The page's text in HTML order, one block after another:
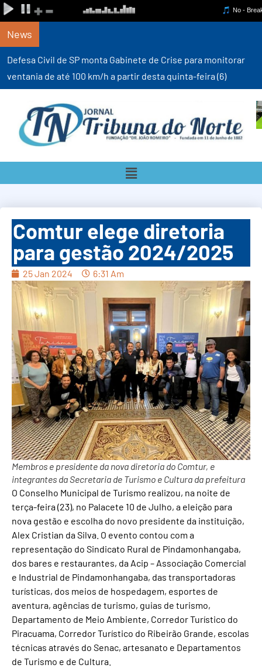
News
Defesa Civil de SP monta Gabinete de Crise para monitorar
ventania de até 100 km/h a partir desta quinta-feira (6)
Comtur elege diretoria
para gestão 2024/2025
25 Jan 2024 6:31 Am
Membros e presidente da nova diretoria do Comtur, e
integrantes da Secretaria de Turismo e Cultura da prefeitura
O Conselho Municipal de Turismo realizou, na noite de
terça-feira (23), no Palacete 10 de Julho, a eleição para
nova gestão e escolha do novo presidente da instituição,
Alex Cristian da Silva. O evento contou com a
representação do Sindicato Rural de Pindamonhangaba,
dos bares e restaurantes, da Acip – Associação Comercial
e Industrial de Pindamonhangaba, das transportadoras
turísticas, dos meios de hospedagem, esportes de
aventura, agências de turismo, guias de turismo,
Departamento de Meio Ambiente, Corredor Turístico do
Piracuama, Corredor Turístico do Ribeirão Grande, escolas
técnicas através do Senac, artesanato e Departamentos
de Turismo e de Cultura.